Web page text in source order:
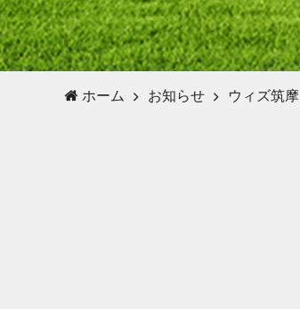
ホーム お知らせ ウィズ筑摩